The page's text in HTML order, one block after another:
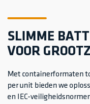
BOLT-20
Industrie
Installateurs
SLIMME
VOOR
Met containerformaten
per unit bieden we
en IEC-